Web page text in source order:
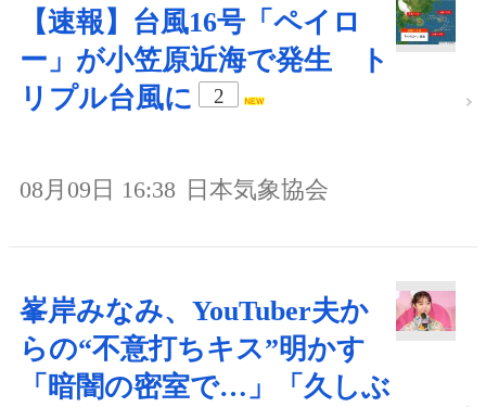
【速報】台風16号「ペイロ
ー」が小笠原近海で発生 ト
リプル台風に
2
08月09日 16:38 日本気象協会
峯岸みなみ、YouTuber夫か
らの“不意打ちキス”明かす
「暗闇の密室で…」「久しぶ